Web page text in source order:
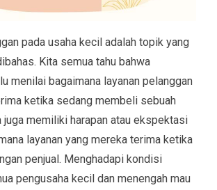
pada usaha kecil adalah topik yang
Kita semua tahu bahwa
menilai bagaimana layanan pelanggan
ketika sedang membeli sebuah
juga memiliki harapan atau ekspektasi
layanan yang mereka terima ketika
penjual. Menghadapi kondisi
pengusaha kecil dan menengah mau